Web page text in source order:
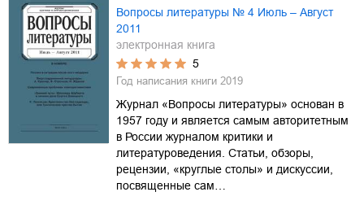
Вопросы литературы № 4 Июль – Август
2011
электронная книга
5
Год написания книги 2019
Журнал «Вопросы литературы» основан в
1957 году и является самым авторитетным
в России журналом критики и
литературоведения. Статьи, обзоры,
рецензии, «круглые столы» и дискуссии,
посвященные сам…